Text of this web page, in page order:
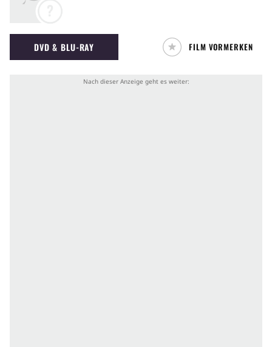
DVD & BLU-RAY FILM VORMERKEN